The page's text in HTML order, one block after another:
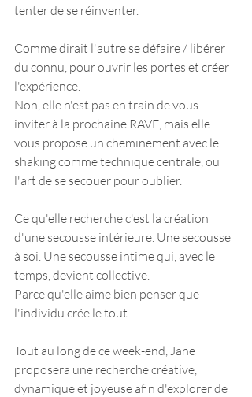
tenter de se réinventer.
Comme dirait l'autre se défaire / libérer
du connu, pour ouvrir les portes et créer
l'expérience.
Non, elle n'est pas en train de vous
inviter à la prochaine RAVE, mais elle
vous propose un cheminement avec le
shaking comme technique centrale, ou
l'art de se secouer pour oublier.
Ce qu'elle recherche c'est la création
d'une secousse intérieure. Une secousse
à soi. Une secousse intime qui, avec le
temps, devient collective.
Parce qu'elle aime bien penser que
l'individu crée le tout.
Tout au long de ce week-end, Jane
proposera une recherche créative,
dynamique et joyeuse afin d'explorer de